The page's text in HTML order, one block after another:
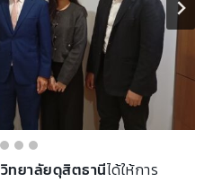
วิทยาลัยดุสิตธานีได้ให้การ